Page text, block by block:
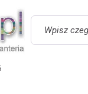
Wyszukaj